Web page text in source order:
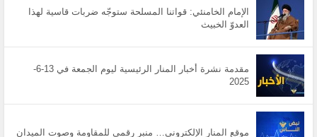
الإمام الخامنئي: قواتنا المسلحة ستوجّه ضربات قاسية لهذا
العدوّ الخبيث
مقدمة نشرة أخبار المنار الرئيسية ليوم الجمعة في 13-6-
2025
موقع المنار الإلكتروني… منبر رقمي للمقاومة وصوت الميدان